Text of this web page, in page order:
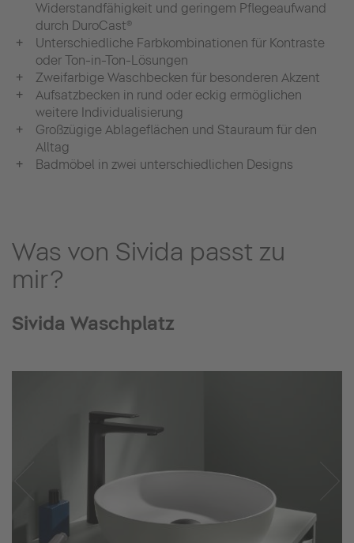
Widerstandfähigkeit und geringem Pflegeaufwand
durch DuroCast®
Unterschiedliche Farbkombinationen für Kontraste
oder Ton-in-Ton-Lösungen
Zweifarbige Waschbecken für besonderen Akzent
Aufsatzbecken in rund oder eckig ermöglichen
weitere Individualisierung
Großzügige Ablageflächen und Stauraum für den
Alltag
Badmöbel in zwei unterschiedlichen Designs
Was von Sivida passt zu
mir?
Sivida Waschplatz